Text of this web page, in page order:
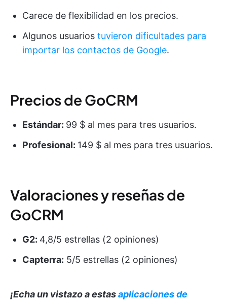
Carece de flexibilidad en los precios.
Algunos usuarios tuvieron dificultades para
importar los contactos de Google.
Precios de GoCRM
Estándar: 99 $ al mes para tres usuarios.
Profesional: 149 $ al mes para tres usuarios.
Valoraciones y reseñas de
GoCRM
G2: 4,8/5 estrellas (2 opiniones)
Capterra: 5/5 estrellas (2 opiniones)
¡Echa un vistazo a estasaplicaciones de